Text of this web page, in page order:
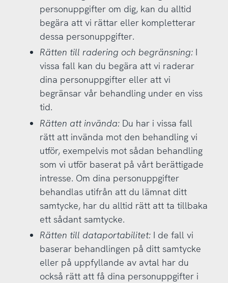
personuppgifter om dig, kan du alltid
begära att vi rättar eller kompletterar
dessa personuppgifter.
Rätten till radering och begränsning: I
vissa fall kan du begära att vi raderar
dina personuppgifter eller att vi
begränsar vår behandling under en viss
tid.
Rätten att invända: Du har i vissa fall
rätt att invända mot den behandling vi
utför, exempelvis mot sådan behandling
som vi utför baserat på vårt berättigade
intresse. Om dina personuppgifter
behandlas utifrån att du lämnat ditt
samtycke, har du alltid rätt att ta tillbaka
ett sådant samtycke.
Rätten till dataportabilitet: I de fall vi
baserar behandlingen på ditt samtycke
eller på uppfyllande av avtal har du
också rätt att få dina personuppgifter i